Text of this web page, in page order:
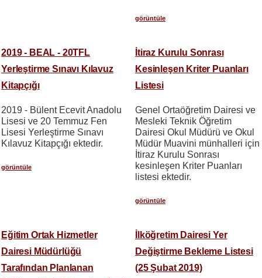
görüntüle
2019 - BEAL - 20TFL
Yerleştirme Sınavı Kılavuz
Kitapçığı
2019 - Bülent Ecevit Anadolu
Lisesi ve 20 Temmuz Fen
Lisesi Yerleştirme Sınavı
Kılavuz Kitapçığı ektedir.
görüntüle
İtiraz Kurulu Sonrası
Kesinleşen Kriter Puanları
Listesi
Genel Ortaöğretim Dairesi ve
Mesleki Teknik Öğretim
Dairesi Okul Müdürü ve Okul
Müdür Muavini münhalleri için
İtiraz Kurulu Sonrası
kesinleşen Kriter Puanları
listesi ektedir.
görüntüle
Eğitim Ortak Hizmetler
Dairesi Müdürlüğü
Tarafından Planlanan
İlköğretim Dairesi Yer
Değiştirme Bekleme Listesi
(25 Şubat 2019)